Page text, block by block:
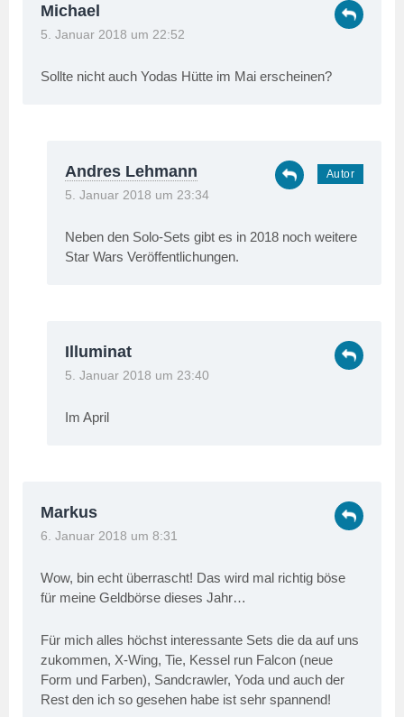
Michael
5. Januar 2018 um 22:52
Sollte nicht auch Yodas Hütte im Mai erscheinen?
Andres Lehmann
5. Januar 2018 um 23:34
Neben den Solo-Sets gibt es in 2018 noch weitere
Star Wars Veröffentlichungen.
Illuminat
5. Januar 2018 um 23:40
Im April
Markus
6. Januar 2018 um 8:31
Wow, bin echt überrascht! Das wird mal richtig böse
für meine Geldbörse dieses Jahr…
Für mich alles höchst interessante Sets die da auf uns
zukommen, X-Wing, Tie, Kessel run Falcon (neue
Form und Farben), Sandcrawler, Yoda und auch der
Rest den ich so gesehen habe ist sehr spannend!